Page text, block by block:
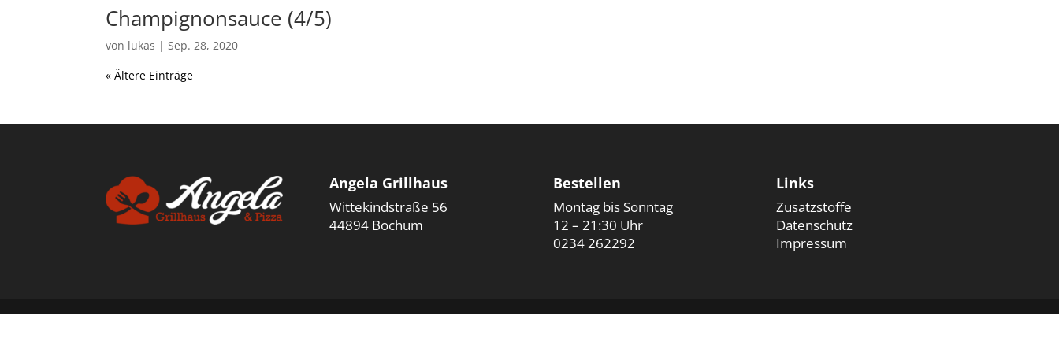
Champignonsauce (4/5)
von lukas |Sep. 28, 2020
« Ältere Einträge
Angela Grillhaus
Wittekindstraße 56
44894 Bochum
Bestellen
Montag bis Sonntag
12 – 21:30 Uhr
0234 262292
Links
Zusatzstoffe
Datenschutz
Impressum